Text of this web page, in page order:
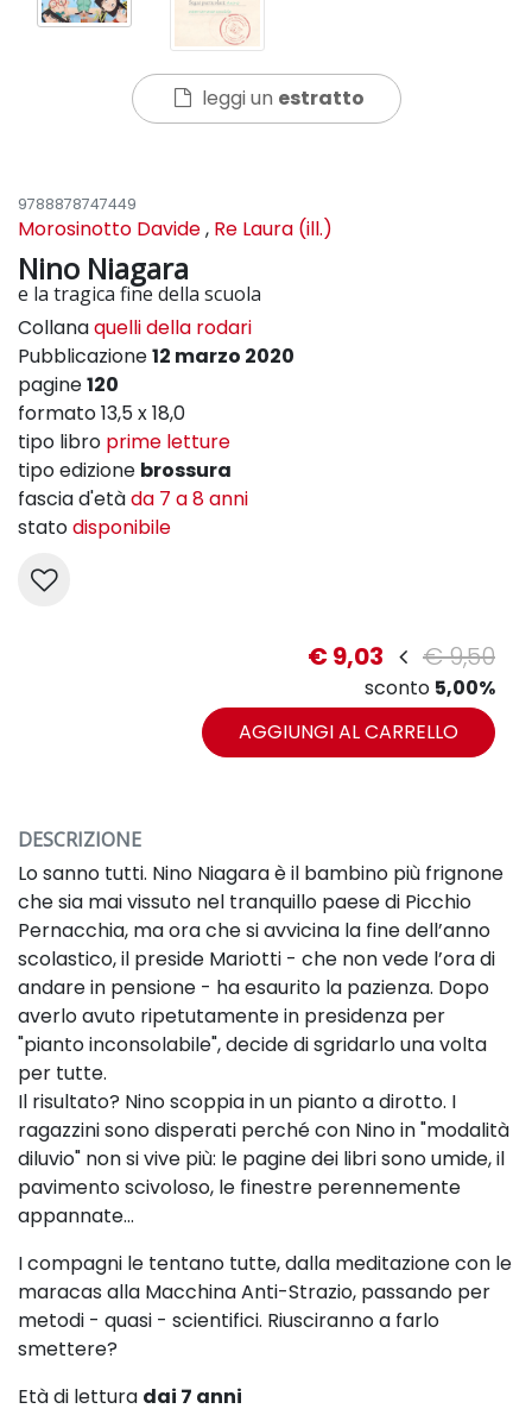
leggi un estratto
9788878747449
Morosinotto Davide, Re Laura (ill.)
Nino Niagara
e la tragica fine della scuola
Collanaquelli della rodari
Pubblicazione12 marzo 2020
pagine120
formato 13,5 x 18,0
tipo libro prime letture
tipo edizione brossura
fascia d'etàda 7 a 8 anni
statodisponibile
€ 9,03 € 9,50
sconto 5,00%
AGGIUNGI AL CARRELLO
DESCRIZIONE
Lo sanno tutti. Nino Niagara è il bambino più frignone
che sia mai vissuto nel tranquillo paese di Picchio
Pernacchia, ma ora che si avvicina la fine dell’anno
scolastico, il preside Mariotti - che non vede l’ora di
andare in pensione - ha esaurito la pazienza. Dopo
averlo avuto ripetutamente in presidenza per
"pianto inconsolabile", decide di sgridarlo una volta
per tutte.
Il risultato? Nino scoppia in un pianto a dirotto. I
ragazzini sono disperati perché con Nino in "modalità
diluvio" non si vive più: le pagine dei libri sono umide, il
pavimento scivoloso, le finestre perennemente
appannate…
I compagni le tentano tutte, dalla meditazione con le
maracas alla Macchina Anti-Strazio, passando per
metodi - quasi - scientifici. Riusciranno a farlo
smettere?
Età di lettura dai 7 anni